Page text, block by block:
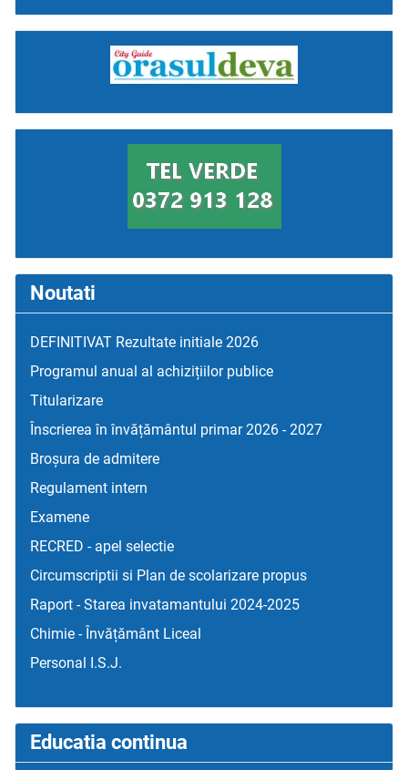
Noutati
DEFINITIVAT Rezultate initiale 2026
Programul anual al achizițiilor publice
Titularizare
Înscrierea în învățământul primar 2026 - 2027
Broșura de admitere
Regulament intern
Examene
RECRED - apel selectie
Circumscriptii si Plan de scolarizare propus
Raport - Starea invatamantului 2024-2025
Chimie - Învățământ Liceal
Personal I.S.J.
Educatia continua